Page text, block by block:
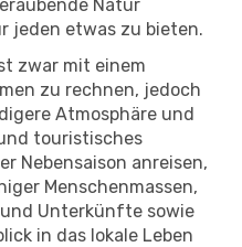
Natur
jeden etwas zu bieten.
zwar mit einem
zu rechnen, jedoch
Atmosphäre und
touristisches
Nebensaison anreisen,
Menschenmassen,
Unterkünfte sowie
in das lokale Leben